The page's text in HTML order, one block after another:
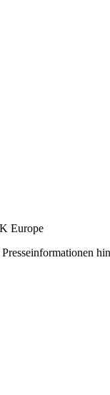
Europe